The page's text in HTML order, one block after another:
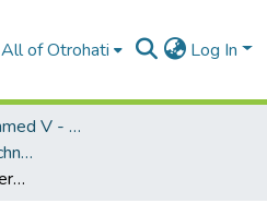
All of Otrohati Log In
Université Mohammed V - Rabat
CEDoc - Sciences et Technologies
Etude des propriétés thermoéléctrique des matériaux multiféroique pour un système hybride PV-TE